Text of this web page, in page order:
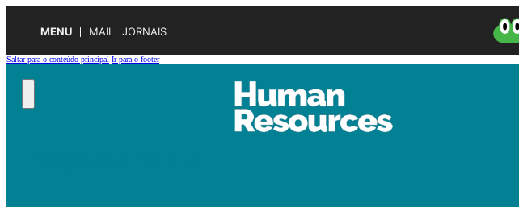
MENU MAIL JORNAIS
Saltar para o conteúdo principal Ir para o footer